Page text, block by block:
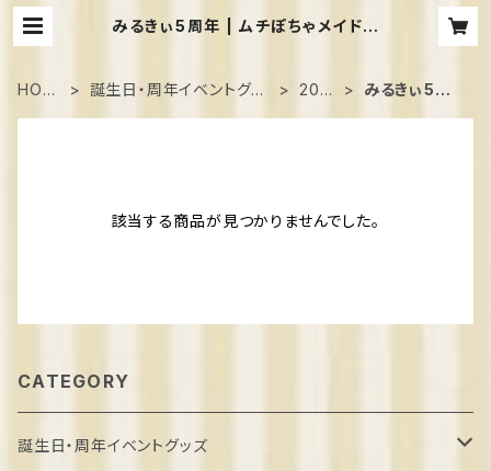
みるきぃ5周年 | ムチぽちゃメイドカ
HOM
誕生日・周年イベントグッ
202
みるきぃ5周
該当する商品が見つかりませんでした。
CATEGORY
誕生日・周年イベントグッズ